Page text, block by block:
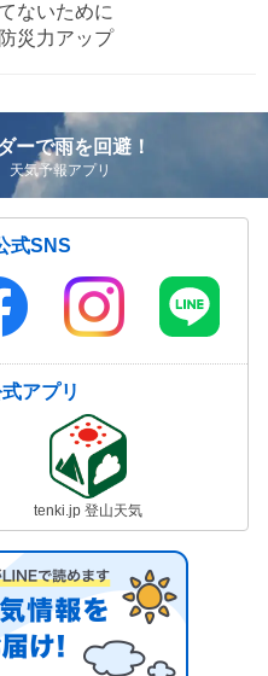
ないために
災力アップ
ーで雨を回避！
気予報アプリ
式SNS
アプリ
tenki.jp 登山天気